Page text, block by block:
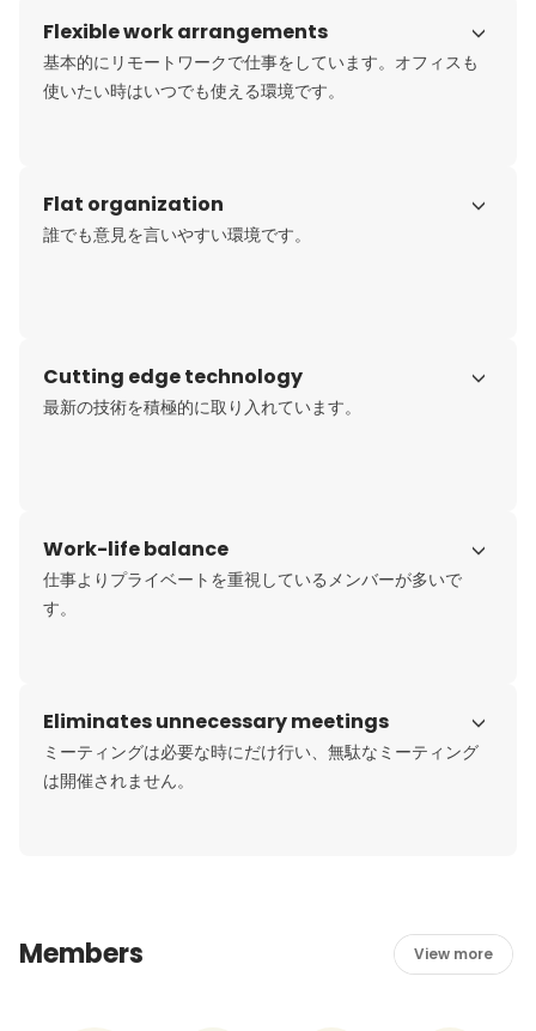
Flexible work arrangements
基本的にリモートワークで仕事をしています。オフィスも
使いたい時はいつでも使える環境です。
Flat organization
誰でも意見を言いやすい環境です。
Cutting edge technology
最新の技術を積極的に取り入れています。
Work-life balance
仕事よりプライベートを重視しているメンバーが多いで
す。
Eliminates unnecessary meetings
ミーティングは必要な時にだけ行い、無駄なミーティング
は開催されません。
Members View more